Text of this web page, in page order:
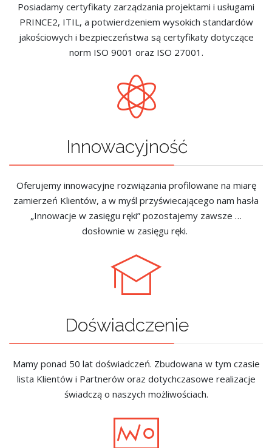
Posiadamy certyfikaty zarządzania projektami i usługami
PRINCE2, ITIL, a potwierdzeniem wysokich standardów
jakościowych i bezpieczeństwa są certyfikaty dotyczące
norm ISO 9001 oraz ISO 27001.
Innowacyjność
Oferujemy innowacyjne rozwiązania profilowane na miarę
zamierzeń Klientów, a w myśl przyświecającego nam hasła
„Innowacje w zasięgu ręki” pozostajemy zawsze …
dosłownie w zasięgu ręki.
Doświadczenie
Mamy ponad 50 lat doświadczeń. Zbudowana w tym czasie
lista Klientów i Partnerów oraz dotychczasowe realizacje
świadczą o naszych możliwościach.